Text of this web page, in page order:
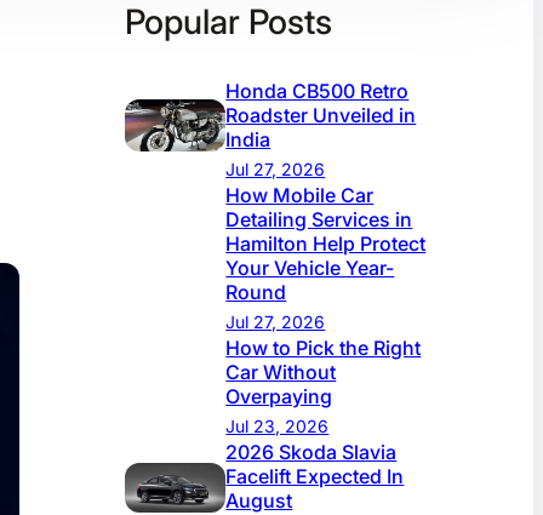
Popular Posts
Honda CB500 Retro
Roadster Unveiled in
India
Jul 27, 2026
How Mobile Car
Detailing Services in
Hamilton Help Protect
Your Vehicle Year-
Round
Jul 27, 2026
How to Pick the Right
Car Without
Overpaying
Jul 23, 2026
2026 Skoda Slavia
Facelift Expected In
August